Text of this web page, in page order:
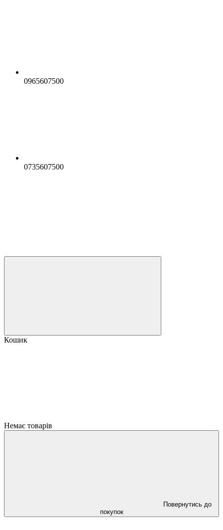
0965607500
0735607500
Кошик
Немає товарів
Повернутись до
покупок